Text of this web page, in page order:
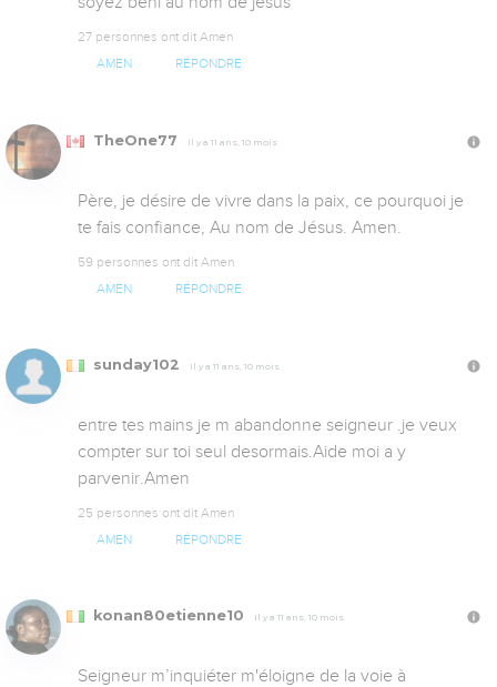
27 personnes ont dit Amen
AMEN RÉPONDRE
TheOne77 Il y a 11 ans, 10 mois
Père, je désire de vivre dans la paix, ce pourquoi je
te fais confiance, Au nom de Jésus. Amen.
59 personnes ont dit Amen
AMEN RÉPONDRE
sunday102 Il y a 11 ans, 10 mois
entre tes mains je m abandonne seigneur .je veux
compter sur toi seul desormais.Aide moi a y
parvenir.Amen
25 personnes ont dit Amen
AMEN RÉPONDRE
konan80etienne10 Il y a 11 ans, 10 mois
Seigneur m’inquiéter m'éloigne de la voie à